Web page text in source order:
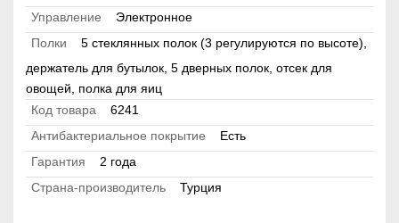
Управление
Электронное
Полки
5 стеклянных полок (3 регулируются по высоте),
держатель для бутылок, 5 дверных полок, отсек для
овощей, полка для яиц
Код товара
6241
Антибактериальное покрытие
Есть
Гарантия
2 года
Страна-производитель
Турция